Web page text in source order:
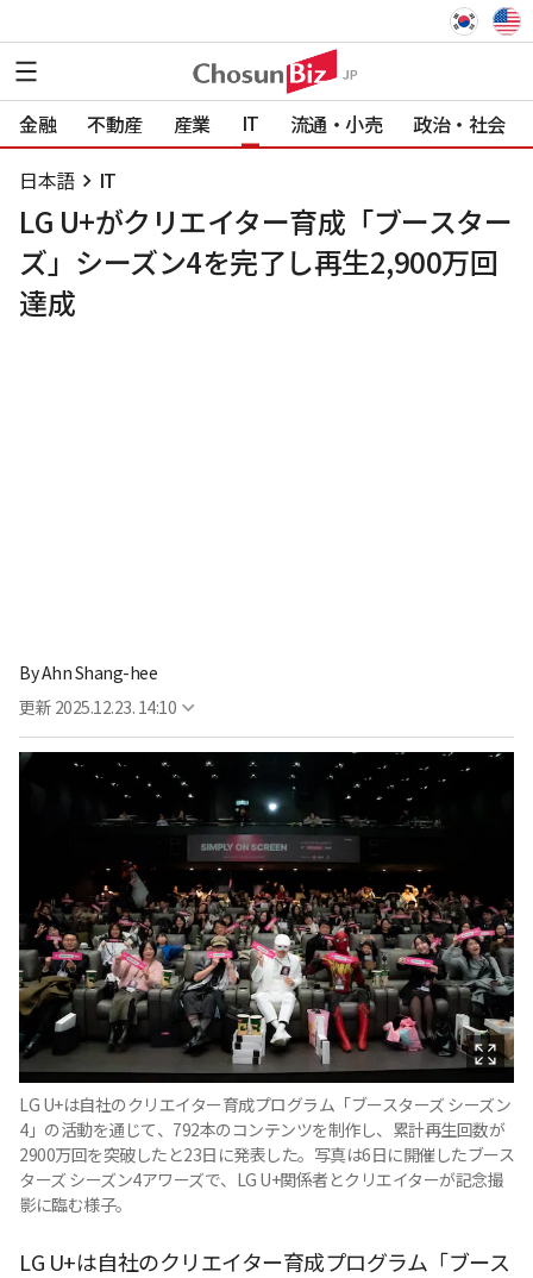
金融 不動産 産業 IT 流通・小売 政治・社会
日本語 IT
LG U+がクリエイター育成「ブースター
ズ」シーズン4を完了し再生2,900万回
達成
ByAhn Shang-hee
更新 2025.12.23. 14:10
LG U+は自社のクリエイター育成プログラム「ブースターズ シーズン
4」の活動を通じて、792本のコンテンツを制作し、累計再生回数が
2900万回を突破したと23日に発表した。写真は6日に開催したブース
ターズ シーズン4アワーズで、LG U+関係者とクリエイターが記念撮
影に臨む様子。
LG U+は自社のクリエイター育成プログラム「ブース